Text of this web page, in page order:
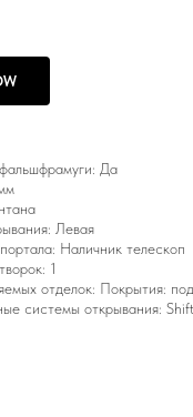
Да
Левая
Наличник телескоп
1
отделок: Покрытия:
системы открывания: